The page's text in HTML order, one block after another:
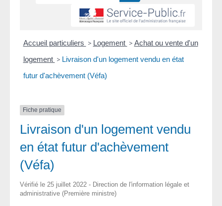
Accueil particuliers > Logement > Achat ou vente d'un
logement > Livraison d'un logement vendu en état
futur d'achèvement (Véfa)
Fiche pratique
Livraison d'un logement vendu
en état futur d'achèvement
(Véfa)
Vérifié le 25 juillet 2022 - Direction de l'information légale et
administrative (Première ministre)